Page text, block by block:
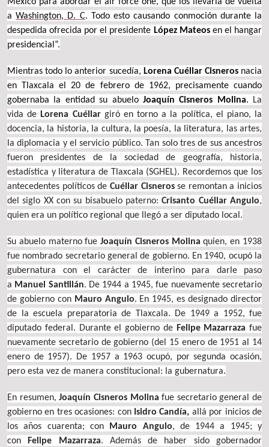
aWashington, D. C. Todo esto causando conmoción durante la
despedida ofrecida por el presidente López Mateosen el hangar
presidencial”.
Mientras todo lo anterior sucedía, Lorena Cuéllar Cisnerosnacia
en Tlaxcala el 20 de febrero de 1962, precisamente cuando
gobernaba la entidad su abuelo Joaquín Cisneros Molina.
La
vida de Lorena Cuéllargiró en torno a la política, el piano, la
docencia, la historia, la cultura, la poesía, la literatura, las artes,
la diplomacia y el servicio público. Tan solo tres de sus ancestros
fueron presidentes de la sociedad de geografía, historia,
estadística y literatura de Tlaxcala (SGHEL). Recordemos que los
antecedentes políticos de Cuéllar Cisnerosse remontan a inicios
del siglo XX con su bisabuelo paterno:Crisanto Cuéllar Angulo,
quien era un político regional que llegó a ser diputado local.
Su abuelo materno fueJoaquín Cisneros Molina quien, en 1938
fue nombrado secretario general de gobierno. En 1940, ocupó la
gubernatura con el carácter de interino para darle paso
a Manuel Santillán. De 1944 a 1945, fue nuevamente secretario
de gobierno con Mauro Angulo. En 1945, es designado director
de la escuela preparatoria de Tlaxcala. De 1949 a 1952, fue
diputado federal. Durante el gobierno de Felipe Mazarraza fue
nuevamente secretario de gobierno (del 15 enero de 1951 al 14
enero de 1957). De 1957 a 1963 ocupó, por segunda ocasión,
pero esta vez de manera constitucional: la gubernatura.
En resumen,Joaquín Cisneros Molina fue secretario general de
gobierno en tres ocasiones: con Isidro Candía, allá por inicios de
los años cuarenta; con
Mauro Angulo, de 1944 a 1945; y
con
Felipe Mazarraza. Además de haber sido gobernador